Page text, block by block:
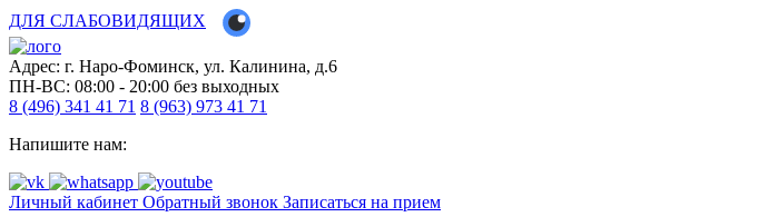
ДЛЯ СЛАБОВИДЯЩИХ
Адрес: г. Наро-Фоминск, ул. Калинина, д.6
ПН-ВС: 08:00 - 20:00 без выходных
8 (496) 341 41 71 8 (963) 973 41 71
Напишите нам:
Личный кабинет Обратный звонок Записаться на прием